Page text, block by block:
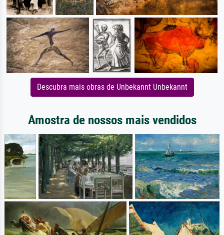
Descubra mais obras de Unbekannt Unbekannt
Amostra de nossos mais vendidos